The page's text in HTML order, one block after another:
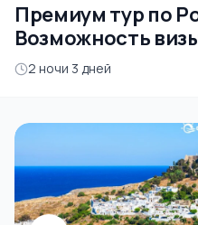
Премиум тур по
Возможность
2 ночи 3 дней